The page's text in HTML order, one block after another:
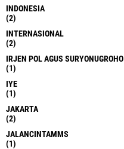
INDONESIA
(2)
INTERNASIONAL
(2)
IRJEN POL AGUS SURYONUGROHO
(1)
IYE
(1)
JAKARTA
(2)
JALANCINTAMMS
(1)